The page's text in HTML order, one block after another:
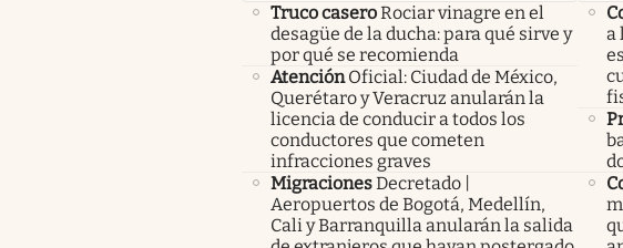
Truco caseroRociar vinagre en el
desagüe de la ducha: para qué sirve y
por qué se recomienda
Atención Oficial: Ciudad de México,
Querétaro y Veracruz anularán la
licencia de conducir a todos los
conductores que cometen
infracciones graves
MigracionesDecretado |
Aeropuertos de Bogotá, Medellín,
Cali y Barranquilla anularán la salida
a